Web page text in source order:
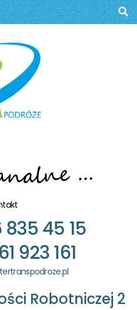
W
45 15
923 161
Robotniczej 2